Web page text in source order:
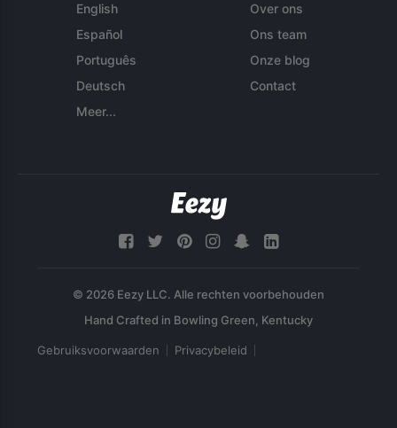
English
Español
Português
Deutsch
Meer...
Over ons
Ons team
Onze blog
Contact
© 2026 Eezy LLC. Alle rechten voorbehouden
Gebruiksvoorwaarden Privacybeleid